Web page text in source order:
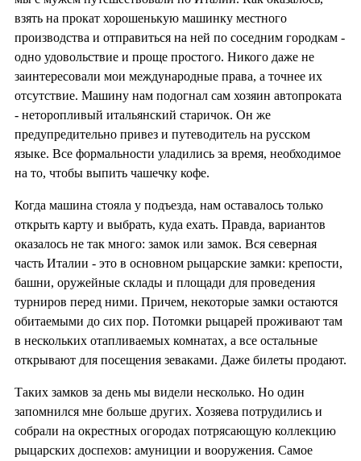
взять на прокат хорошенькую машинку местного
производства и отправиться на ней по соседним городкам -
одно удовольствие и проще простого. Никого даже не
заинтересовали мои международные права, а точнее их
отсутствие. Машину нам подогнал сам хозяин автопроката
- неторопливый итальянский старичок. Он же
предупредительно привез и путеводитель на русском
языке. Все формальности уладились за время, необходимое
на то, чтобы выпить чашечку кофе.
Когда машина стояла у подъезда, нам оставалось только
открыть карту и выбрать, куда ехать. Правда, вариантов
оказалось не так много: замок или замок. Вся северная
часть Италии - это в основном рыцарские замки: крепости,
башни, оружейные склады и площади для проведения
турниров перед ними. Причем, некоторые замки остаются
обитаемыми до сих пор. Потомки рыцарей проживают там
в нескольких отапливаемых комнатах, а все остальные
открывают для посещения зеваками. Даже билеты продают.
Таких замков за день мы видели несколько. Но один
запомнился мне больше других. Хозяева потрудились и
собрали на окрестных огородах потрясающую коллекцию
рыцарских доспехов: амуниции и вооружения. Самое